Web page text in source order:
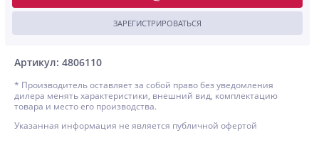
Артикул: 4806110
ЗАРЕГИСТРИРОВАТЬСЯ
* Производитель оставляет за собой право без уведомления
дилера менять характеристики, внешний вид, комплектацию
товара и место его производства.
Указанная информация не является публичной офертой